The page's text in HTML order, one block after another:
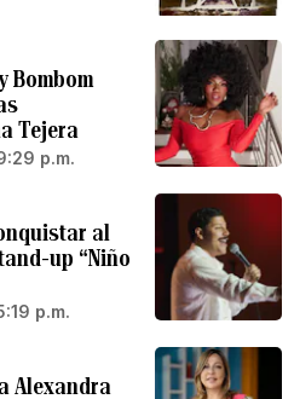
Bombom
Tejera
p.m.
al
up “Niño
p.m.
Alexandra